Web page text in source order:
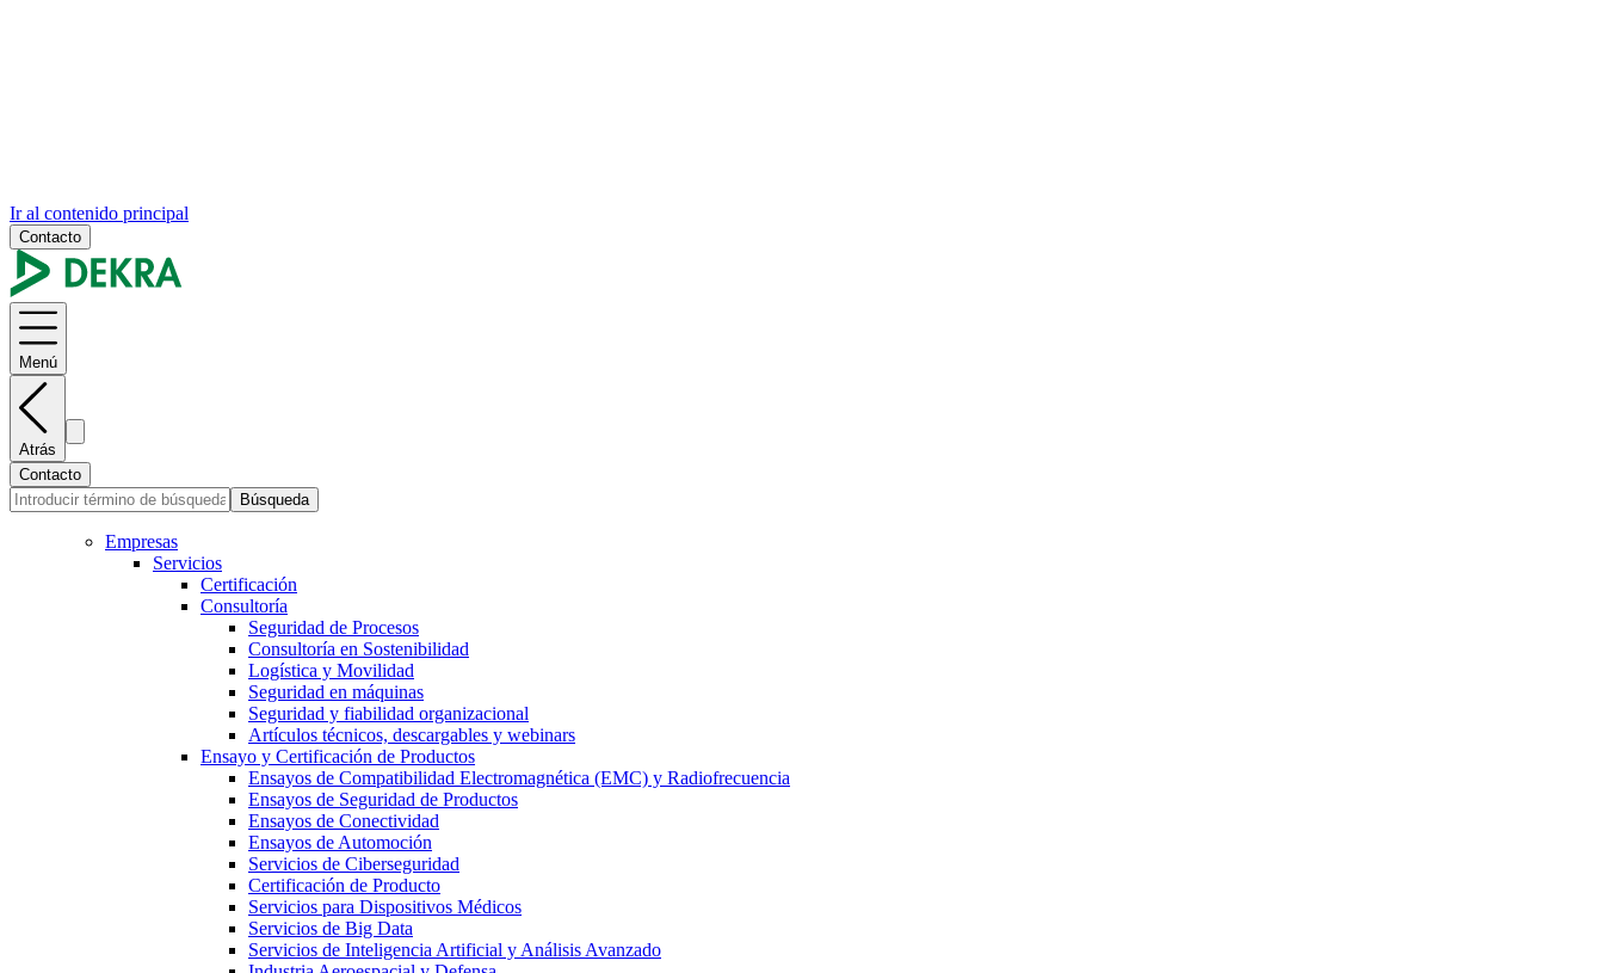
Ir al contenido principal
Contacto
Menú
Atrás
Contacto
Búsqueda
Empresas
Servicios
Certificación
Consultoría
Seguridad de Procesos
Consultoría en Sostenibilidad
Logística y Movilidad
Seguridad en máquinas
Seguridad y fiabilidad organizacional
Artículos técnicos, descargables y webinars
Ensayo y Certificación de Productos
Ensayos de Compatibilidad Electromagnética (EMC) y Radiofrecuencia
Ensayos de Seguridad de Productos
Ensayos de Conectividad
Ensayos de Automoción
Servicios de Ciberseguridad
Certificación de Producto
Servicios para Dispositivos Médicos
Servicios de Big Data
Servicios de Inteligencia Artificial y Análisis Avanzado